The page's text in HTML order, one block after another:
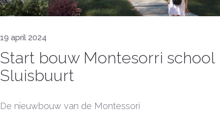
19 april 2024
Start bouw Montesorri school
Sluisbuurt
De nieuwbouw van de Montessori